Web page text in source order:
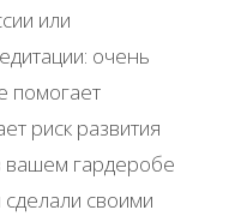
или
очень
помогает
риск развития
гардеробе
своими